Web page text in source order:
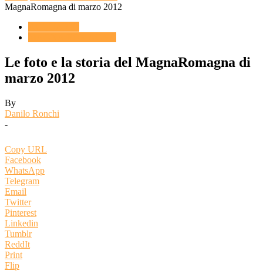
MagnaRomagna di marzo 2012
Le foto e la storia del MagnaRomagna di
marzo 2012
By
Danilo Ronchi
-
Copy URL
Facebook
WhatsApp
Telegram
Email
Twitter
Pinterest
Linkedin
Tumblr
ReddIt
Print
Flip